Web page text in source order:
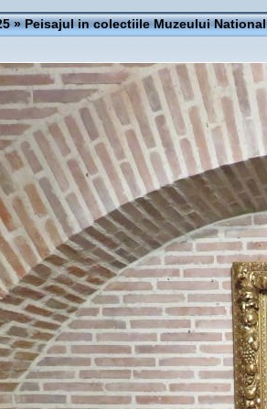
»Peisajul in colectiile Muzeului